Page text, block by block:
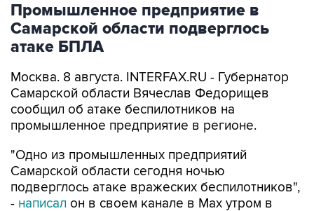
Промышленное предприятие в
Самарской области подверглось
атаке БПЛА
Москва. 8 августа. INTERFAX.RU - Губернатор
Самарской области Вячеслав Федорищев
сообщил об атаке беспилотников на
промышленное предприятие в регионе.
"Одно из промышленных предприятий
Самарской области сегодня ночью
подверглось атаке вражеских беспилотников",
- написал он в своем канале в Max утром в